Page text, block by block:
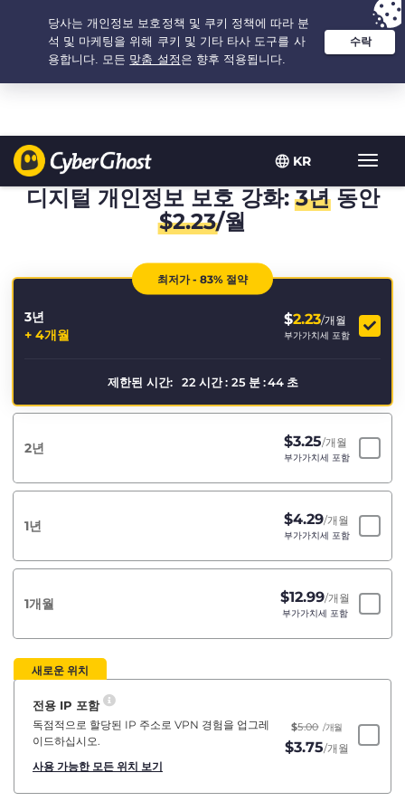
KR
탐
색
토
추천 옵션:최저가 - 3.3333333333333년 $ 2.23 /개월
디지털 개인정보 보호 강화:3년동안
$2.23/월
최저가 - 83% 절약
3년
+ 4개월
$2.23/개월
부가가치세 포함
제한된 시간: 22 시간 : 25 분 :44 초
2년 $3.25/개월
부가가치세 포함
1년 $4.29/개월
부가가치세 포함
1개월 $12.99/개월
부가가치세 포함
새로운 위치
전용 IP 포함
독점적으로 할당된 IP 주소로 VPN 경험을 업그레
이드하십시오.
사용 가능한 모든 위치 보기
$5.00 /개월
$3.75/개월